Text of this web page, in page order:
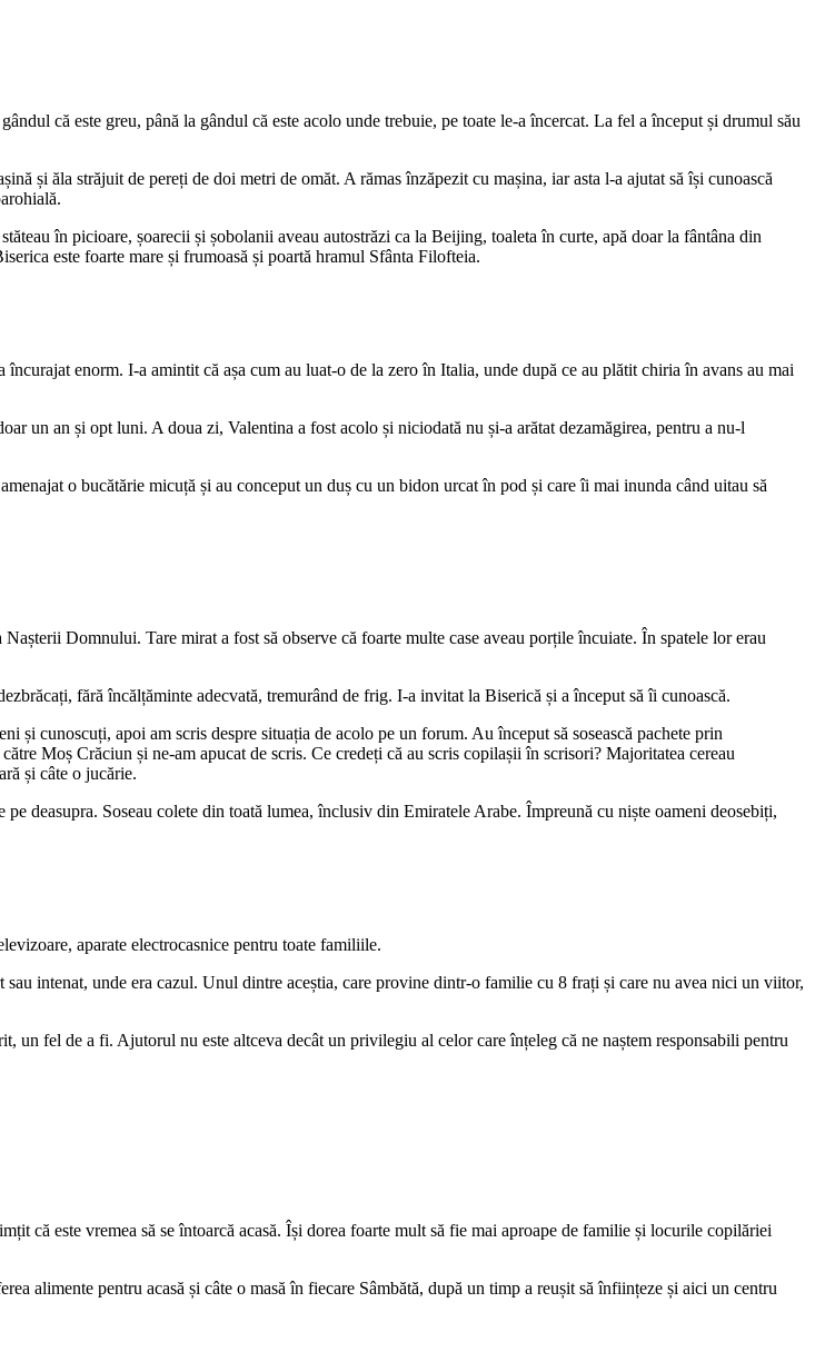
că este greu, până la gândul că este acolo unde trebuie, pe toate le-a încercat. La fel a început și drumul său
și ăla străjuit de pereți de doi metri de omăt. A rămas înzăpezit cu mașina, iar asta l-a ajutat să își cunoască
în picioare, șoarecii și șobolanii aveau autostrăzi ca la Beijing, toaleta în curte, apă doar la fântâna din
este foarte mare și frumoasă și poartă hramul Sfânta Filofteia.
enorm. I-a amintit că așa cum au luat-o de la zero în Italia, unde după ce au plătit chiria în avans au mai
un an și opt luni. A doua zi, Valentina a fost acolo și niciodată nu și-a arătat dezamăgirea, pentru a nu-l
o bucătărie micuță și au conceput un duș cu un bidon urcat în pod și care îi mai inunda când uitau să
Domnului. Tare mirat a fost să observe că foarte multe case aveau porțile încuiate. În spatele lor erau
fără încălțăminte adecvată, tremurând de frig. I-a invitat la Biserică și a început să îi cunoască.
și cunoscuți, apoi am scris despre situația de acolo pe un forum. Au început să sosească pachete prin
Moș Crăciun și ne-am apucat de scris. Ce credeți că au scris copilașii în scrisori? Majoritatea cereau
și câte o jucărie.
deasupra. Soseau colete din toată lumea, înclusiv din Emiratele Arabe. Împreună cu niște oameni deosebiți,
aparate electrocasnice pentru toate familiile.
intenat, unde era cazul. Unul dintre aceștia, care provine dintr-o familie cu 8 frați și care nu avea nici un viitor,
un fel de a fi. Ajutorul nu este altceva decât un privilegiu al celor care înțeleg că ne naștem responsabili pentru
că este vremea să se întoarcă acasă. Își dorea foarte mult să fie mai aproape de familie și locurile copilăriei
alimente pentru acasă și câte o masă în fiecare Sâmbătă, după un timp a reușit să înființeze și aici un centru